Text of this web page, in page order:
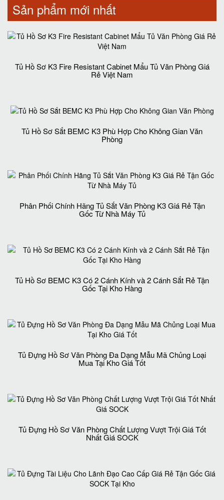
Sản phẩm mới nhất
Tủ Hồ Sơ K3 Fire Resistant Cabinet Mẩu Tủ Văn Phòng Giá
Rẻ Việt Nam
Tủ Hồ Sơ Sắt BEMC K3 Phù Hợp Cho Không Gian Văn
Phòng
Phân Phối Chính Hãng Tủ Sắt Văn Phòng K3 Giá Rẻ Tận
Gốc Từ Nhà Máy Tủ
Tủ Hồ Sơ BEMC K3 Có 2 Cánh Kính và 2 Cánh Sắt Rẻ Tận
Gốc Tại Kho Hàng
Tủ Đựng Hồ Sơ Văn Phòng Đa Dạng Mẫu Mã Chủng Loại
Mua Tại Kho Giá Tốt
Tủ Đựng Hồ Sơ Văn Phòng Chất Lượng Vượt Trội Giá Tốt
Nhất Giá SOCK